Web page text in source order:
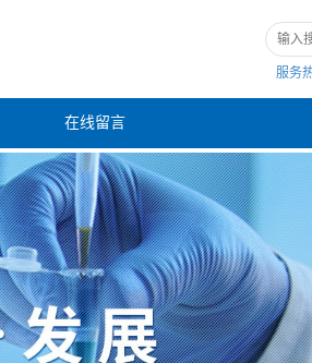
服务
在线留言